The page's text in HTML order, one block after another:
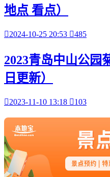
地点 看点）
2024-10-25 20:53 485
2023青岛中山公园
日更新）
2023-11-10 13:18 103